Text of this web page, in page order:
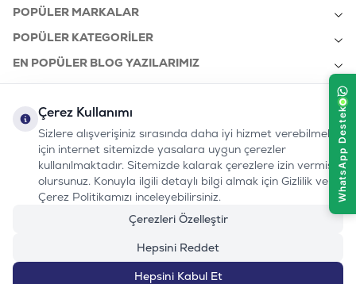
POPÜLER MARKALAR
POPÜLER KATEGORILER
EN POPÜLER BLOG YAZILARIMIZ
KURUMSAL
bizi takip edin:
Instagram
Youtube
TiktokFacebook
Linkedin
www.evinemama.com
0232 7000 212
%100 MUTLU
MÜŞTERI HATTI
Çerez Kullanımı
Sizlere alışverişiniz sırasında daha iyi hizmet verebilmek
için internet sitemizde yasalara uygun çerezler
kullanılmaktadır. Sitemizde kalarak çerezlere izin vermiş
olursunuz. Konuyla ilgili detaylı bilgi almak için Gizlilik ve
Çerez Politikamızı inceleyebilirsiniz.
Çerezleri Özelleştir
Hepsini Reddet
Hepsini Kabul Et